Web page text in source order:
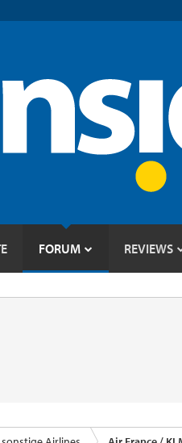
FORUM REVIEWS